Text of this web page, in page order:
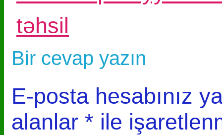
təhsil
Bir cevap yazın
E-posta hesabınız
alanlar * ile